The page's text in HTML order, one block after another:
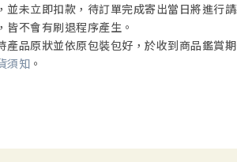
未立即扣款，待訂單完成寄出當日將進行
不會有刷退程序產生。
品原狀並依原包裝包好，於收到商品鑑賞
須知 。